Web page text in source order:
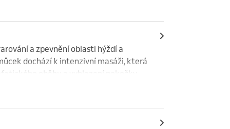
výkon.
přináší energii transformace,
a zpevnění oblasti hýždí a
dochází k intenzivní masáži, která
oběhu a vyhlazení pokožky.
celkový efekt zeštíhlení.